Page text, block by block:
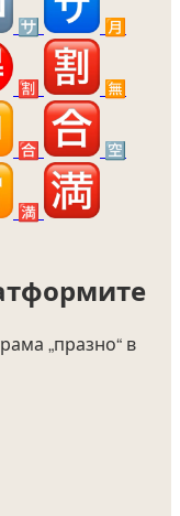
🈂️ 🈷️
🈹 🈚
🈴 🈳
🈵
„празно“ в